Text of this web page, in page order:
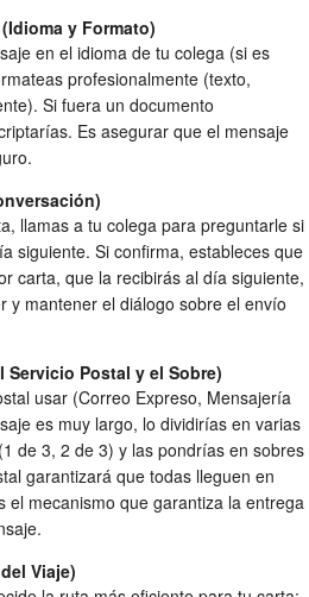
y Formato)
en el idioma de tu colega (si es
profesionalmente (texto,
Si fuera un documento
Es asegurar que el mensaje
llamas a tu colega para preguntarle si
siguiente. Si confirma, estableces que
carta, que la recibirás al día siguiente,
y mantener el diálogo sobre el envío
Servicio Postal y el Sobre)
usar (Correo Expreso, Mensajería
es muy largo, lo dividirías en varias
de 3, 2 de 3) y las pondrías en sobres
garantizará que todas lleguen en
el mecanismo que garantiza la entrega
Viaje)